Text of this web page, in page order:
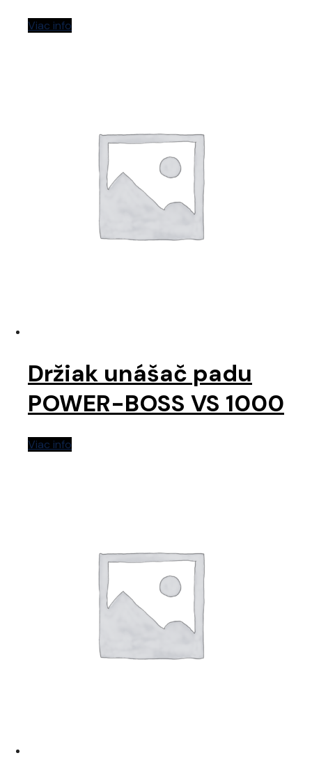
Viac info
Držiak unášač padu
POWER-BOSS VS 1000
Viac info